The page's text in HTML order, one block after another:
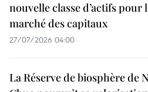
nouvelle classe d’actifs pour
marché des capitaux
27/07/2026 04:00
La Réserve de biosphère de